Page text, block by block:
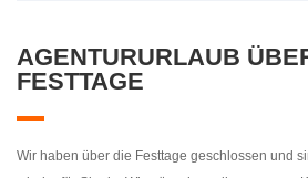
AGENTURURLAUB
FESTTAGE
Wir haben über die Festtage geschlossen und